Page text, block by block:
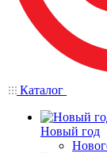
Каталог
Новый год